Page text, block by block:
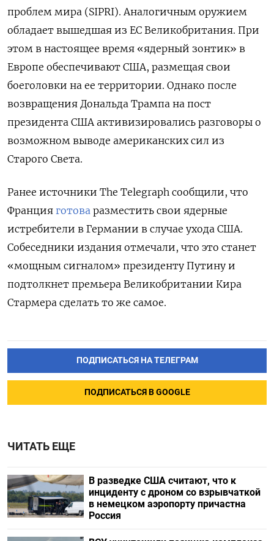
проблем мира (SIPRI). Аналогичным оружием
обладает вышедшая из ЕС Великобритания. При
этом в настоящее время «ядерный зонтик» в
Европе обеспечивают США, размещая свои
боеголовки на ее территории. Однако после
возвращения Дональда Трампа на пост
президента США активизировались разговоры о
возможном выводе американских сил из
Старого Света.
Ранее источники The Telegraph сообщили, что
Франция готова разместить свои ядерные
истребители в Германии в случае ухода США.
Собеседники издания отмечали, что это станет
«мощным сигналом» президенту Путину и
подтолкнет премьера Великобритании Кира
Стармера сделать то же самое.
ПОДПИСАТЬСЯ НА ТЕЛЕГРАМ
ПОДПИСАТЬСЯ В GOOGLE
ЧИТАТЬ ЕЩЕ
В разведке США считают, что к
инциденту с дроном со взрывчаткой
в немецком аэропорту причастна
Россия